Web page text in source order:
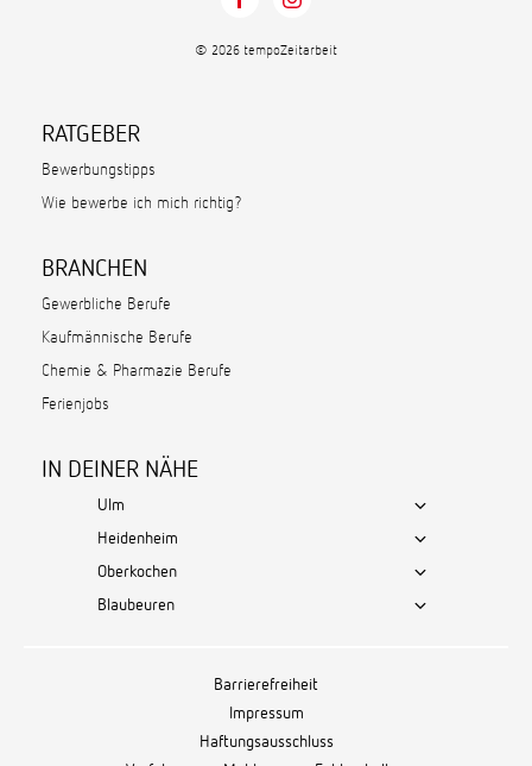
© 2026 tempoZeitarbeit
RATGEBER
Bewerbungstipps
Wie bewerbe ich mich richtig?
BRANCHEN
Gewerbliche Berufe
Kaufmännische Berufe
Chemie & Pharmazie Berufe
Ferienjobs
IN DEINER NÄHE
Ulm
Heidenheim
Oberkochen
Blaubeuren
Barrierefreiheit
Impressum
Haftungsausschluss